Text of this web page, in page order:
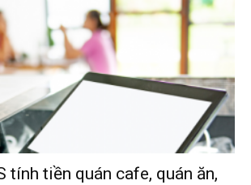
tính tiền quán cafe, quán ăn,